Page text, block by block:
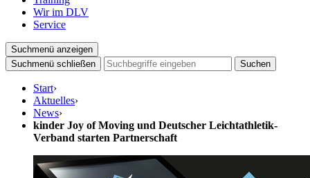
Wir im DLV
Service
Suchmenü anzeigen
Suchmenü schließen
Suchen
Start›
Aktuelles›
News›
kinder Joy of Moving und Deutscher Leichtathletik-
Verband starten Partnerschaft